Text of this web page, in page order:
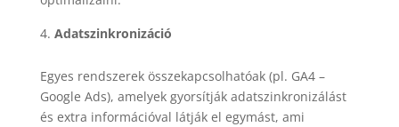
Adatszinkronizáció
Egyes rendszerek összekapcsolhatóak (pl. GA4 –
Google Ads), amelyek gyorsítják adatszinkronizálást
és extra információval látják el egymást, ami